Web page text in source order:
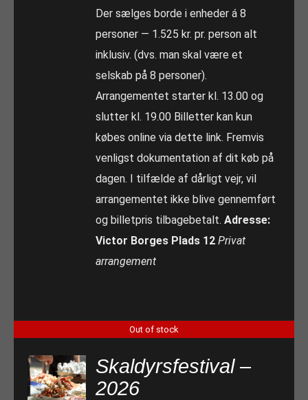
Der sælges borde i enheder á 8
personer — 1.525 kr. pr. person alt
inklusiv. (dvs. man skal være et
selskab på 8 personer).
Arrangementet starter kl. 13.00 og
slutter kl. 19.00 Billetter kan kun
købes online via dette link. Fremvis
venligst dokumentation af dit køb på
dagen. I tilfælde af dårligt vejr, vil
arrangementet ikke blive gennemført
og billetpris tilbagebetalt.Adresse:
Victor Borges Plads 12 Privat
arrangement
Out of stock
Skaldyrsfestival –
2026